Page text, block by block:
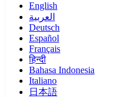
English
العربية
Deutsch
Español
Français
हिन्दी
Bahasa Indonesia
Italiano
日本語